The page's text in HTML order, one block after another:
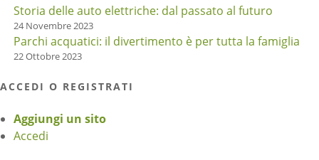
Storia delle auto elettriche: dal passato al futuro
24 Novembre 2023
Parchi acquatici: il divertimento è per tutta la famiglia
22 Ottobre 2023
ACCEDI O REGISTRATI
Aggiungi un sito
Accedi